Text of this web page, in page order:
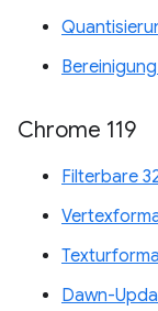
Chrome 119
Filterbare
Dawn-